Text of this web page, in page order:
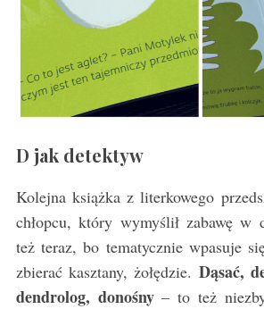
D jak detektyw
Kolejna książka z literkowego
chłopcu, który wymyślił zabawę w
też teraz, bo tematycznie wpasuje
zbierać kasztany, żołędzie.Dąsać,
dendrolog, donośny– to też